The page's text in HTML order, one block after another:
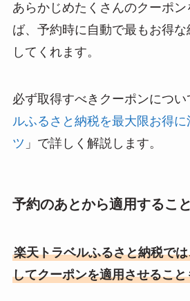
あらかじめたくさんのクーポ
ば、予約時に自動で最もお得
してくれます。
必ず取得すべきクーポンについ
ルふるさと納税を最大限お得に
ツ 」で詳しく解説します。
予約のあとから適用するこ
楽天トラベルふるさと納税で
してクーポンを適用させるこ